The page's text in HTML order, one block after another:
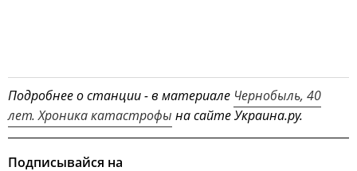
Подробнее о станции - в материале Чернобыль, 40
лет. Хроника катастрофы на сайте Украина.ру.
Подписывайся на